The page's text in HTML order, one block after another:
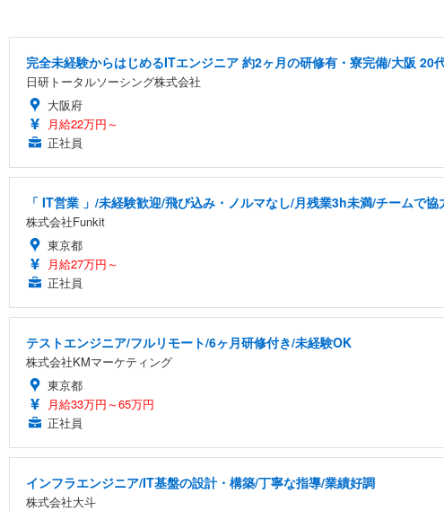
完全未経験からはじめるITエンジニア 約2ヶ月の研修有・寮完備/大阪 20
日研トータルソーシング株式会社
大阪府
月給22万円～
正社員
「 IT営業 」/未経験歓迎/飛び込み・ノルマなし/月残業3h未満/チームで
株式会社Funkit
東京都
月給27万円～
正社員
テストエンジニア/フルリモート/6ヶ月研修付き/未経験OK
株式会社KMマーケティング
東京都
月給33万円～65万円
正社員
インフラエンジニア/IT基盤の設計・構築/丁寧な指導/業績好調
株式会社大斗